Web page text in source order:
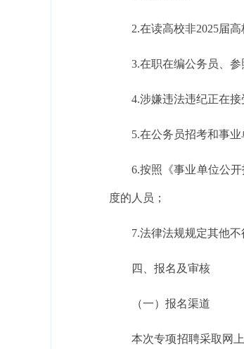
2.在读高校非2025届
3.在职在编公务员、
4.涉嫌违法违纪正在
5.在公务员招考和事
6.按照《事业单位公
度的人员；
7.法律法规规定其他
四、报名及审核
（一）报名渠道
本次专项招聘采取网